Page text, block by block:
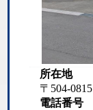
所在地
〒504-
電話番号